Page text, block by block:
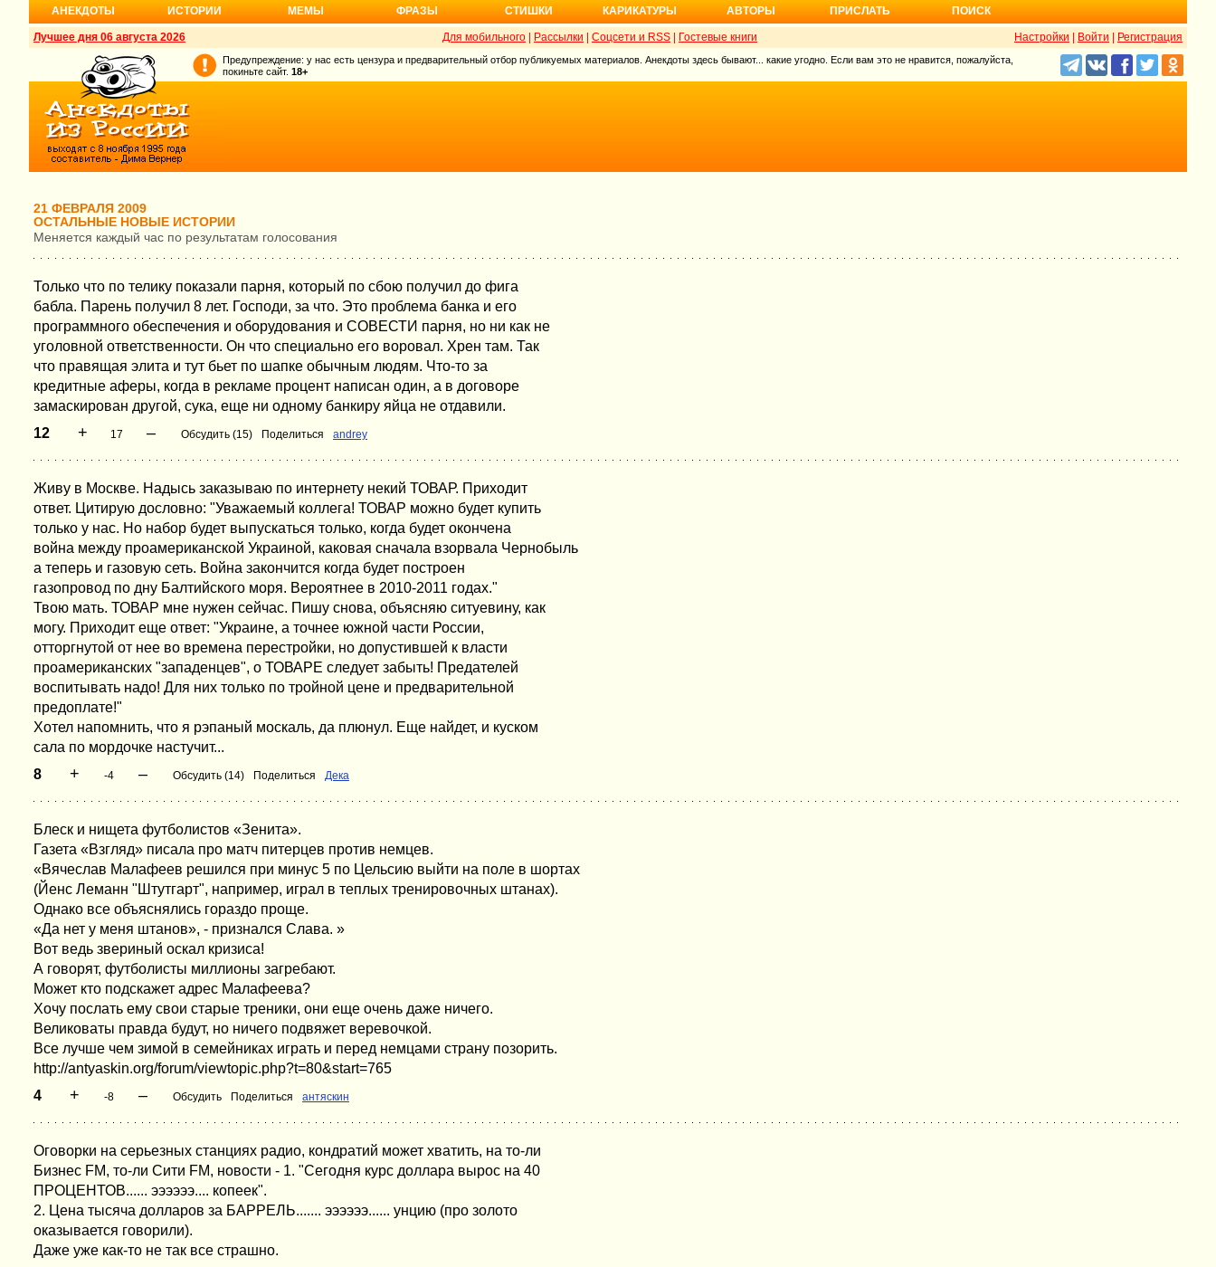
АНЕКДОТЫ ИСТОРИИ МЕМЫ ФРАЗЫ СТИШКИ КАРИКАТУРЫ АВТОРЫ ПРИСЛАТЬ ПОИСК
Лучшее дня 06 августа 2026 Настройки Войти Регистрация
Для мобильного Рассылки Соцсети и RSS Гостевые книги
Предупреждение: у нас есть цензура и предварительный отбор публикуемых материалов. Анекдоты здесь бывают... какие угодно. Если вам это не нравится, пожалуйста,
покиньте сайт. 18+
21 ФЕВРАЛЯ 2009
ОСТАЛЬНЫЕ НОВЫЕ ИСТОРИИ
Меняется каждый час по результатам голосования
Только что по телику показали парня, который по сбою получил до фига
бабла. Парень получил 8 лет. Господи, за что. Это проблема банка и его
программного обеспечения и оборудования и СОВЕСТИ парня, но ни как не
уголовной ответственности. Он что специально его воровал. Хрен там. Так
что правящая элита и тут бьет по шапке обычным людям. Что-то за
кредитные аферы, когда в рекламе процент написан один, а в договоре
замаскирован другой, сука, еще ни одному банкиру яйца не отдавили.
12
+ 17 – Обсудить (15) Поделиться andrey
Живу в Москве. Надысь заказываю по интернету некий ТОВАР. Приходит
ответ. Цитирую дословно: "Уважаемый коллега! ТОВАР можно будет купить
только у нас. Но набор будет выпускаться только, когда будет окончена
война между проамериканской Украиной, каковая сначала взорвала Чернобыль
а теперь и газовую сеть. Война закончится когда будет построен
газопровод по дну Балтийского моря. Вероятнее в 2010-2011 годах."
Твою мать. ТОВАР мне нужен сейчас. Пишу снова, объясняю ситуевину, как
могу. Приходит еще ответ: "Украине, а точнее южной части России,
отторгнутой от нее во времена перестройки, но допустившей к власти
проамериканских "западенцев", о ТОВАРЕ следует забыть! Предателей
воспитывать надо! Для них только по тройной цене и предварительной
предоплате!"
Хотел напомнить, что я рэпаный москаль, да плюнул. Еще найдет, и куском
сала по мордочке настучит...
8
+ -4 – Обсудить (14) Поделиться Дека
Блеск и нищета футболистов «Зенита».
Газета «Взгляд» писала про матч питерцев против немцев.
«Вячеслав Малафеев решился при минус 5 по Цельсию выйти на поле в шортах
(Йенс Леманн "Штутгарт", например, играл в теплых тренировочных штанах).
Однако все объяснялись гораздо проще.
«Да нет у меня штанов», - признался Слава. »
Вот ведь звериный оскал кризиса!
А говорят, футболисты миллионы загребают.
Может кто подскажет адрес Малафеева?
Хочу послать ему свои старые треники, они еще очень даже ничего.
Великоваты правда будут, но ничего подвяжет веревочкой.
Все лучше чем зимой в семейниках играть и перед немцами страну позорить.
http://antyaskin.org/forum/viewtopic.php?t=80&start=765
4
+ -8 – Обсудить Поделиться антяскин
Оговорки на серьезных станциях радио, кондратий может хватить, на то-ли
Бизнес FM, то-ли Сити FM, новости - 1. "Сегодня курс доллара вырос на 40
ПРОЦЕНТОВ...... ээээээ.... копеек".
2. Цена тысяча долларов за БАРРЕЛЬ....... ээээээ...... унцию (про золото
оказывается говорили).
Даже уже как-то не так все страшно.